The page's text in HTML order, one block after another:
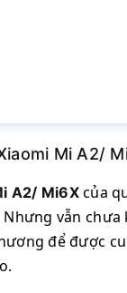
Mi A2/
A2/ Mi6X của
vẫn
để được